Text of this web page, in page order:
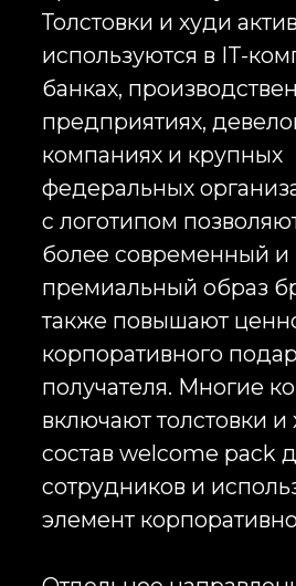
Компании также заказывают
корпоративную одежду для
персонала и корпоративную
форму. Такая одежда
используется в розничной
торговле, строительстве,
логистике, производстве,
гостиничном бизнесе,
ресторанной сфере и сервисных
компаниях. Корпоративная форма
помогает поддерживать единый
сотрудников, повышает
узнаваемость компании и
формирует доверие со стороны
клиентов.
спецодежда с логотипом.